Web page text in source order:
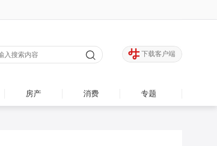
下载客户端
房产 消费 专题